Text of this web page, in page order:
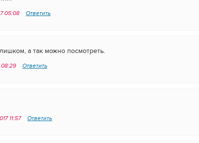
05:08 Ответить
а так можно посмотреть.
08:29 Ответить
11:57 Ответить